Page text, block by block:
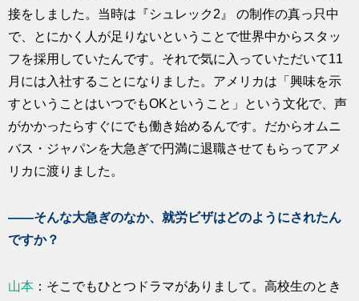
接をしました。当時は『シュレック2』 の制作の真っ只中
で、とにかく人が足りないということで世界中からスタッ
フを採用していたんです。それで気に入っていただいて11
月には入社することになりました。アメリカは「興味を示
すということはいつでもOKということ」という文化で、声
がかかったらすぐにでも働き始めるんです。だからオムニ
バス・ジャパンを大急ぎで円満に退職させてもらってアメ
リカに渡りました。
――そんな大急ぎのなか、就労ビザはどのようにされたん
ですか？
山本 ：そこでもひとつドラマがありまして。高校生のとき